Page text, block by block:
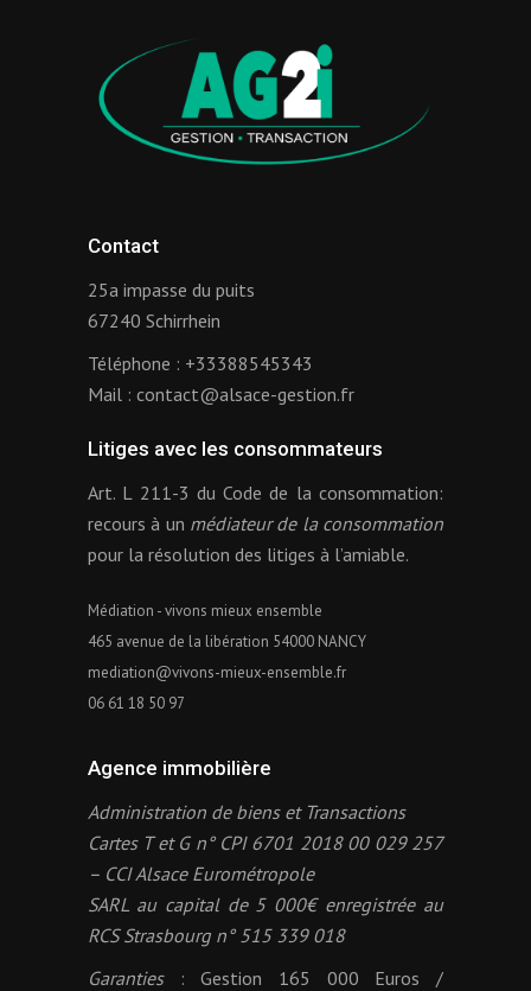
Contact
25a impasse du puits
67240 Schirrhein
Téléphone : +33388545343
Mail : contact@alsace-gestion.fr
Litiges avec les consommateurs
Art. L 211-3 du Code de la consommation:
recours à un médiateur de la consommation
pour la résolution des litiges à l’amiable.
Médiation - vivons mieux ensemble
465 avenue de la libération 54000 NANCY
mediation@vivons-mieux-ensemble.fr
06 61 18 50 97
Agence immobilière
Administration de biens et Transactions
Cartes T et G n° CPI 6701 2018 00 029 257
– CCI Alsace Eurométropole
SARL au capital de 5 000€ enregistrée au
RCS Strasbourg n° 515 339 018
Garanties: Gestion 165 000 Euros /